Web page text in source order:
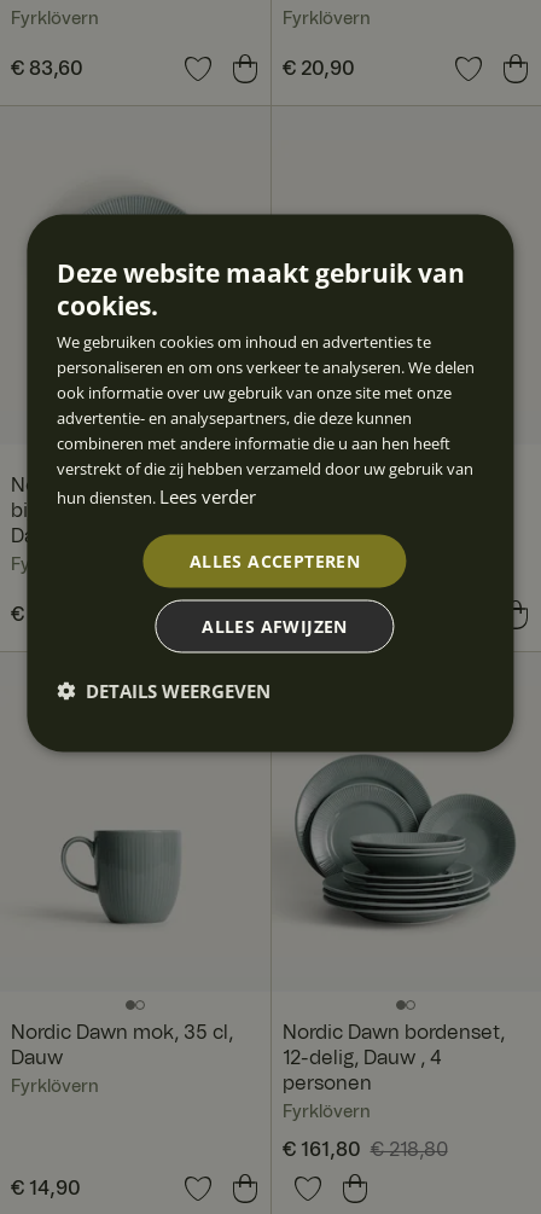
Fyrklövern
Prijs:€ 83,60
€ 83,60
Fyrklövern
Prijs:€ 20,90
€ 20,90
Nordic Dawn
bijgerechtbord, 21 cm,
Dauw
Fyrklövern
Prijs
€ 16,90
Fyrklövern
€ 16,90
Nordic Dawn mok, 35 cl,
Dauw
Fyrklövern
Prijs:€ 14,90
€ 14,90
Nordic Dawn bordenset,
12-delig, Dauw , 4
personen
Fyrklövern
Huidige prijs:
€ 161,80Vorige prijs
€ 218,80
€ 161,80 € 218,80
Deze website maakt gebruik van
cookies.
We gebruiken cookies om inhoud en advertenties te
personaliseren en om ons verkeer te analyseren. We delen
ook informatie over uw gebruik van onze site met onze
advertentie- en analysepartners, die deze kunnen
combineren met andere informatie die u aan hen heeft
verstrekt of die zij hebben verzameld door uw gebruik van
hun diensten. Lees verder
ALLES ACCEPTEREN
ALLES AFWIJZEN
DETAILS WEERGEVEN